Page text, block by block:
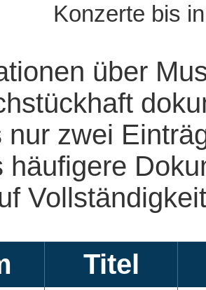
Konzerte bis
über
nur zwei
häufigere
Titel